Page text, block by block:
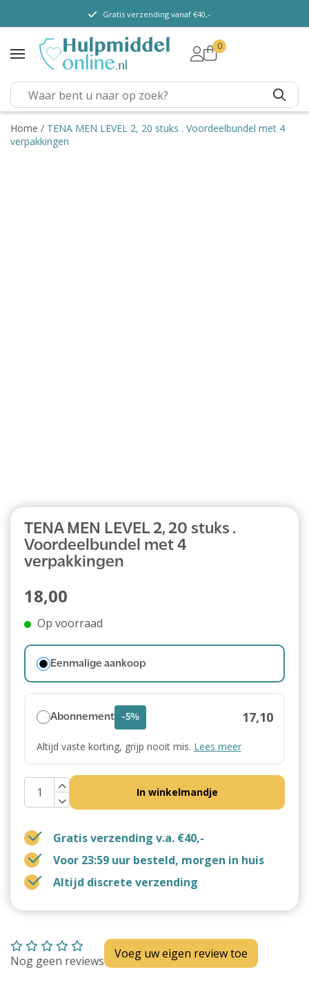
TENA Lady
TENA Men
TENA Pants (m/v)
TENA Flex
TENA Slip
Gratis verzending vanaf €40,-
0
Home / TENA MEN LEVEL 2, 20 stuks . Voordeelbundel met 4
verpakkingen
TENA MEN LEVEL 2, 20 stuks .
Voordeelbundel met 4
verpakkingen
18,00
Op voorraad
Eenmalige aankoop
Abonnement -5% 17,10
Altijd vaste korting, grijp nooit mis. Lees meer
In winkelmandje
Gratis verzending v.a. €40,-
Voor 23:59 uur besteld, morgen in huis
Altijd discrete verzending
Nog geen reviews Voeg uw eigen review toe